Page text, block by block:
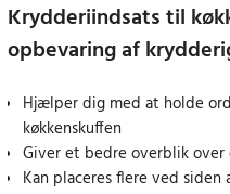
Krydderiindsats til
opbevaring af
Hjælper dig med at holde
køkkenskuffen
Giver et bedre overblik
Kan placeres flere ved